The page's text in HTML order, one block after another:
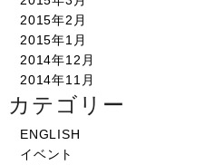
2015年2月
2015年1月
2014年12月
2014年11月
カテゴリー
ENGLISH
イベント